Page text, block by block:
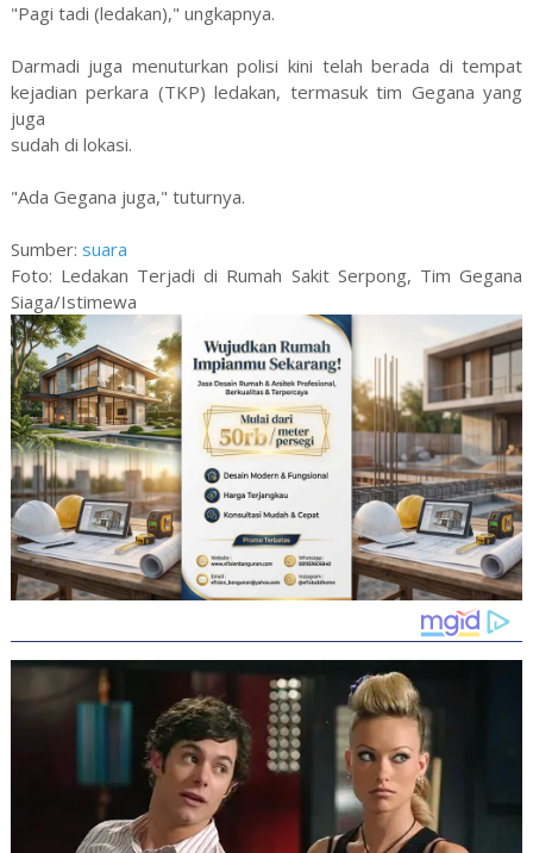
"Pagi tadi (ledakan)," ungkapnya.
Darmadi juga menuturkan polisi kini telah berada di tempat
kejadian perkara (TKP) ledakan, termasuk tim Gegana yang
juga
sudah di lokasi.
"Ada Gegana juga," tuturnya.
Sumber: suara
Foto: Ledakan Terjadi di Rumah Sakit Serpong, Tim Gegana
Siaga/Istimewa